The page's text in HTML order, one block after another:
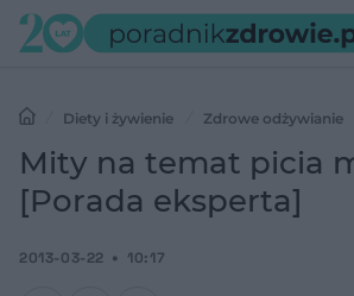
Diety i żywienie Zdrowe odżywianie
mleka [Porada eksperta]
Mity na temat picia
[Porada eksperta]
2013-03-22 10:17